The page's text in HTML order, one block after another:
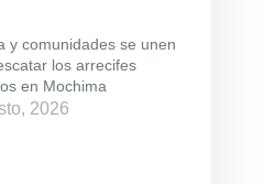
y comunidades se unen
los arrecifes
en Mochima
2026